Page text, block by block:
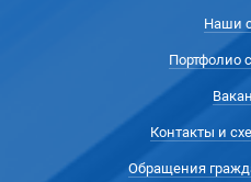
Наши
Портфолио
Контакты и
Обращения